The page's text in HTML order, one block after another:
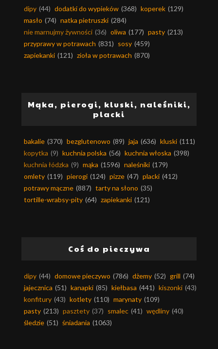
dipy (44) dodatki do wypieków (368) koperek (129)
masło (74) natka pietruszki (284)
nie marnujmy żywności (36) oliwa (177) pasty (213)
przyprawy w potrawach (831) sosy (459)
zapiekanki (121) zioła w potrawach (870)
Mąka, pierogi, kluski, naleśniki,
placki
bakalie (370) bezglutenowo (89) jaja (636) kluski (111)
kopytka (9) kuchnia polska (56) kuchnia włoska (398)
kuchnia łódzka (9) mąka (1596) naleśniki (179)
omlety (119) pierogi (124) pizze (47) placki (412)
potrawy mączne (887) tarty na słono (35)
tortille-wrabsy-pity (64) zapiekanki (121)
Coś do pieczywa
dipy (44) domowe pieczywo (786) dżemy (52) grill (74)
jajecznica (51) kanapki (85) kiełbasa (441) kiszonki (43)
konfitury (43) kotlety (110) marynaty (109)
pasty (213) pasztety (37) smalec (41) wędliny (40)
śledzie (51) śniadania (1063)